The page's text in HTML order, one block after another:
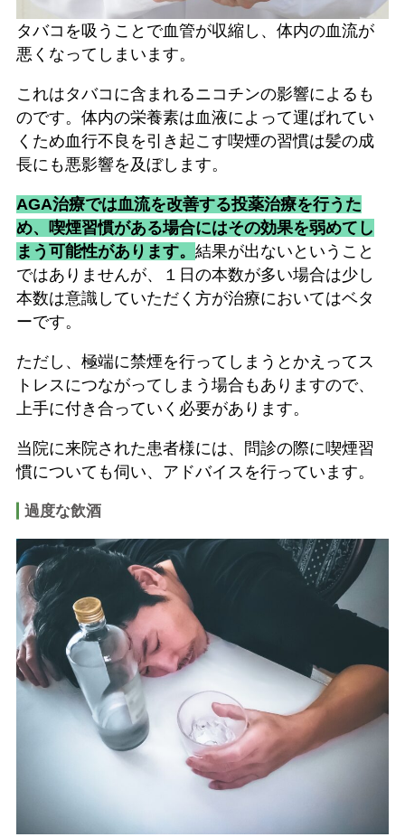
タバコを吸うことで血管が収縮し、体内の血流が
悪くなってしまいます。
これはタバコに含まれるニコチンの影響によるも
のです。体内の栄養素は血液によって運ばれてい
くため血行不良を引き起こす喫煙の習慣は髪の成
長にも悪影響を及ぼします。
AGA治療では血流を改善する投薬治療を行うた
め、喫煙習慣がある場合にはその効果を弱めてし
まう可能性があります。 結果が出ないということ
ではありませんが、１日の本数が多い場合は少し
本数は意識していただく方が治療においてはベタ
ーです。
ただし、極端に禁煙を行ってしまうとかえってス
トレスにつながってしまう場合もありますので、
上手に付き合っていく必要があります。
当院に来院された患者様には、問診の際に喫煙習
慣についても伺い、アドバイスを行っています。
過度な飲酒